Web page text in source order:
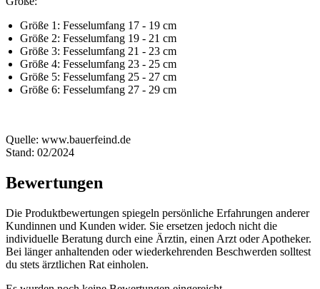
Größe 1: Fesselumfang 17 - 19 cm
Größe 2: Fesselumfang 19 - 21 cm
Größe 3: Fesselumfang 21 - 23 cm
Größe 4: Fesselumfang 23 - 25 cm
Größe 5: Fesselumfang 25 - 27 cm
Größe 6: Fesselumfang 27 - 29 cm
Quelle: www.bauerfeind.de
Stand: 02/2024
Bewertungen
Die Produktbewertungen spiegeln persönliche Erfahrungen anderer
Kundinnen und Kunden wider. Sie ersetzen jedoch nicht die
individuelle Beratung durch eine Ärztin, einen Arzt oder Apotheker.
Bei länger anhaltenden oder wiederkehrenden Beschwerden solltest
du stets ärztlichen Rat einholen.